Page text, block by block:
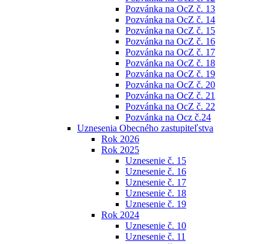
Pozvánka na OcZ č. 13
Pozvánka na OcZ č. 14
Pozvánka na OcZ č. 15
Pozvánka na OcZ č. 16
Pozvánka na OcZ č. 17
Pozvánka na OcZ č. 18
Pozvánka na OcZ č. 19
Pozvánka na OcZ č. 20
Pozvánka na OcZ č. 21
Pozvánka na OcZ č. 22
Pozvánka na Ocz č.24
Uznesenia Obecného zastupiteľstva
Rok 2026
Rok 2025
Uznesenie č. 15
Uznesenie č. 16
Uznesenie č. 17
Uznesenie č. 18
Uznesenie č. 19
Rok 2024
Uznesenie č. 10
Uznesenie č. 11